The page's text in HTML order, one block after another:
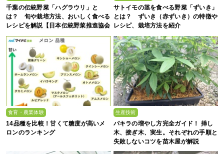
千葉の伝統野菜「ハグラウリ」と
は？ 旬や栽培方法、おいしく食べる
レシピを解説【日本伝統野菜推進協会
監修】
サトイモの茎を食べる野菜「ずいき」
とは？ ずいき（赤ずいき）の特徴や
レシピ、栽培方法を紹介
食育・農業体験
14品種を比較！甘くて糖度が高いメ
ロンのランキング
生産技術
パキラの増やし方完全ガイド！ 挿し
木、接ぎ木、実生。それぞれの手順と
失敗しないコツを苗木屋が解説